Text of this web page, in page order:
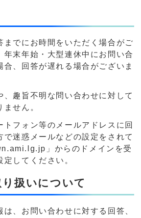
までにお時間をいただく場合がご
年末年始・大型連休中にお問い合
合、回答が遅れる場合がございま
、趣旨不明な問い合わせに対して
せん。
トフォン等のメールアドレスに回
で迷惑メールなどの設定をされて
」からのドメインを受
してください。
扱いについて
は、お問い合わせに対する回答、